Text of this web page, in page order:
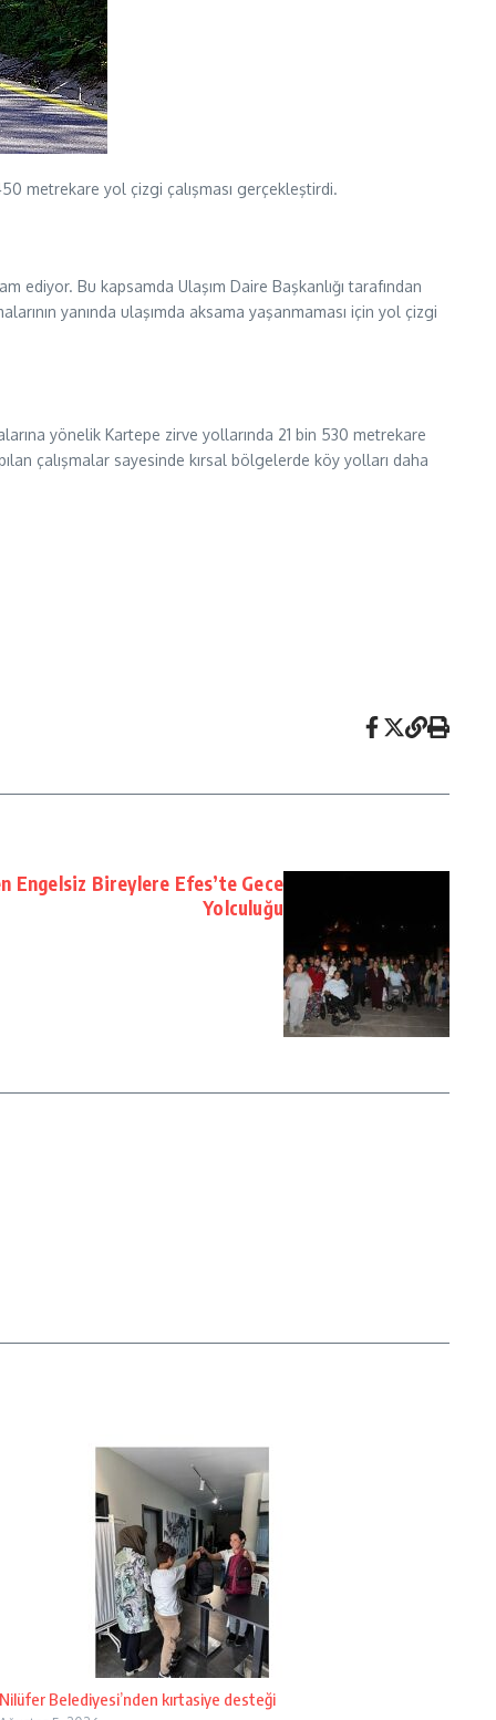
metrekare yol çizgi çalışması gerçekleştirdi.
ediyor. Bu kapsamda Ulaşım Daire Başkanlığı tarafından
yanında ulaşımda aksama yaşanmaması için yol çizgi
yönelik Kartepe zirve yollarında 21 bin 530 metrekare
çalışmalar sayesinde kırsal bölgelerde köy yolları daha
Engelsiz Bireylere Efes’te Gece
Yolculuğu
Nilüfer Belediyesi’nden kırtasiye desteği